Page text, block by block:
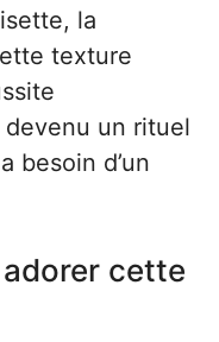
la
texture
devenu un rituel
besoin d’un
cette